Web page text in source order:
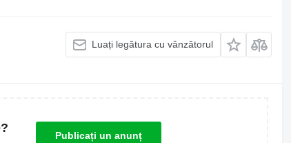
Luați legătura cu vânzătorul
Publicați un anunț